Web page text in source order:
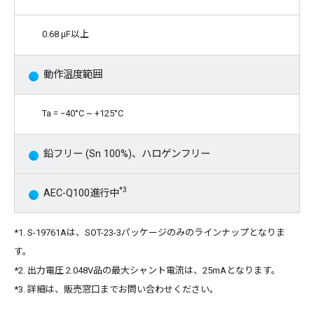
0.68 μF以上
動作温度範囲
Ta = −40°C ~ +125°C
鉛フリー (Sn 100%)、ハロゲンフリー
AEC-Q100進行中*3
*1. S-19761Aは、SOT-23-3パッケージのみのラインナップとなりま
す。
*2. 出力電圧 2.048V品の最大シャント電流は、25mAとなります。
*3. 詳細は、販売窓口までお問い合わせください。